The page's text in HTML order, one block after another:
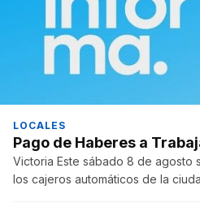
LOCALES
Pago de Haberes a
Victoria Este sábado 8 de agosto
los cajeros automáticos de la